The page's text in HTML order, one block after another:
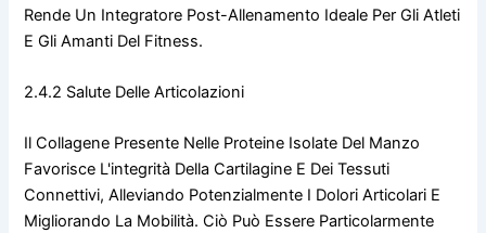
Rende Un Integratore Post-Allenamento Ideale Per Gli Atleti
E Gli Amanti Del Fitness.
2.4.2 Salute Delle Articolazioni
Il Collagene Presente Nelle Proteine Isolate Del Manzo
Favorisce L'integrità Della Cartilagine E Dei Tessuti
Connettivi, Alleviando Potenzialmente I Dolori Articolari E
Migliorando La Mobilità. Ciò Può Essere Particolarmente